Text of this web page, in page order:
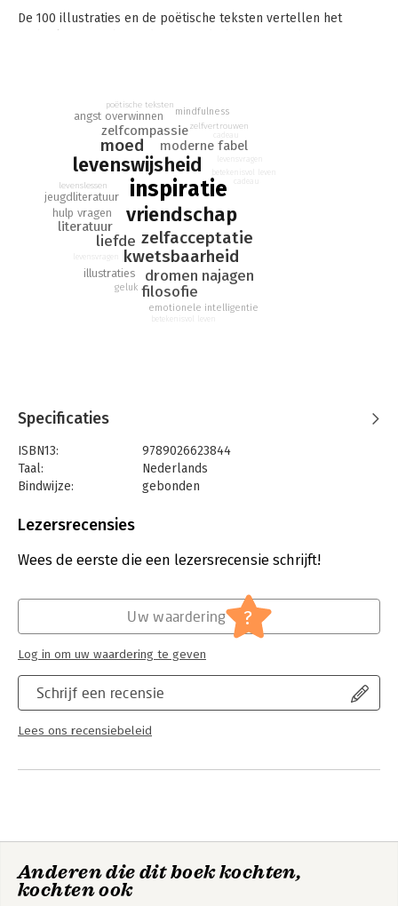
De 100 illustraties en de poëtische teksten vertellen het
De Nederlandse editie van ‘The Boy, the Mole, the Fox and the
Horse’ is prachtig vertaald door Arthur Japin, waardoor de
teksten nog dichterbij komen. Een moderne klassieker, die je
kijk op het leven verandert.
inspiratie
vriendschap
levenswijsheid
zelfacceptatie
kwetsbaarheid
moed
zelfcompassie
dromen najagen
moderne fabel
liefde
filosofie
literatuur
illustraties
angst overwinnen
hulp vragen
jeugdliteratuur
levenslessen
poëtische teksten
emotionele intelligentie
mindfulness
geluk
zelfvertrouwen
levensvragen
betekenisvol leven
levensvragen
betekenisvol leven
Specificaties
ISBN13:
9789026623844
Taal:
Nederlands
Bindwijze:
gebonden
Uitgever:
Verschijningsdatum:
3-3-2020
Lezersrecensies
Wees de eerste die een lezersrecensie schrijft!
Schrijf een recensie
Lees ons recensiebeleid
Uw waardering ?
Log in om uw waardering te geven
Anderen die dit boek kochten,
kochten ook